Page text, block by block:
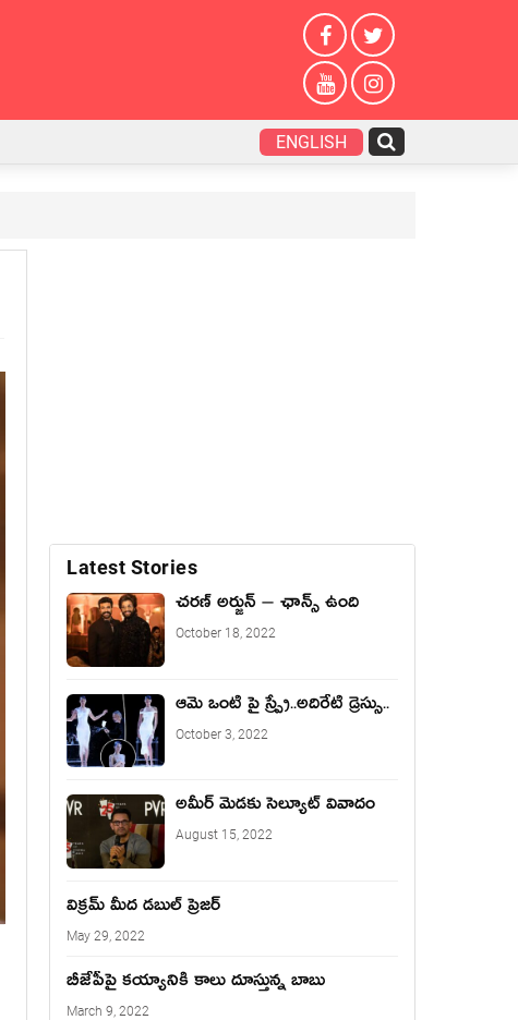
ENGLISH
Latest Stories
చరణ్ అర్జున్ – ఛాన్స్ ఉంది
October 18, 2022
ఆమె ఒంటి పై స్ప్రే..అదిరేటి డ్రెస్సు..
October 3, 2022
అమీర్ మెడకు సెల్యూట్ వివాదం
August 15, 2022
విక్రమ్ మీద డబుల్ ప్రెజర్
May 29, 2022
బీజేపీపై క‌య్యానికి కాలు దూస్తున్న బాబు
March 9, 2022